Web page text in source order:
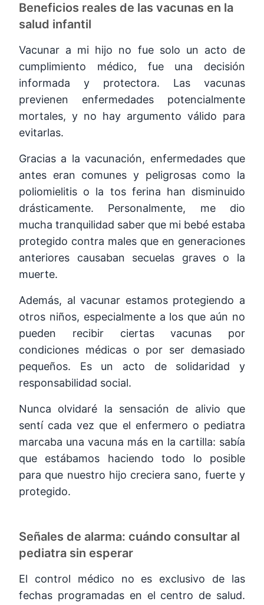
Beneficios reales de las vacunas en la
salud infantil
Vacunar a mi hijo no fue solo un acto de
cumplimiento médico, fue una decisión
informada y protectora. Las vacunas
previenen enfermedades potencialmente
mortales, y no hay argumento válido para
evitarlas.
Gracias a la vacunación, enfermedades que
antes eran comunes y peligrosas como la
poliomielitis o la tos ferina han disminuido
drásticamente. Personalmente, me dio
mucha tranquilidad saber que mi bebé estaba
protegido contra males que en generaciones
anteriores causaban secuelas graves o la
muerte.
Además, al vacunar estamos protegiendo a
otros niños, especialmente a los que aún no
pueden recibir ciertas vacunas por
condiciones médicas o por ser demasiado
pequeños. Es un acto de solidaridad y
responsabilidad social.
Nunca olvidaré la sensación de alivio que
sentí cada vez que el enfermero o pediatra
marcaba una vacuna más en la cartilla: sabía
que estábamos haciendo todo lo posible
para que nuestro hijo creciera sano, fuerte y
protegido.
Señales de alarma: cuándo consultar al
pediatra sin esperar
El control médico no es exclusivo de las
fechas programadas en el centro de salud.